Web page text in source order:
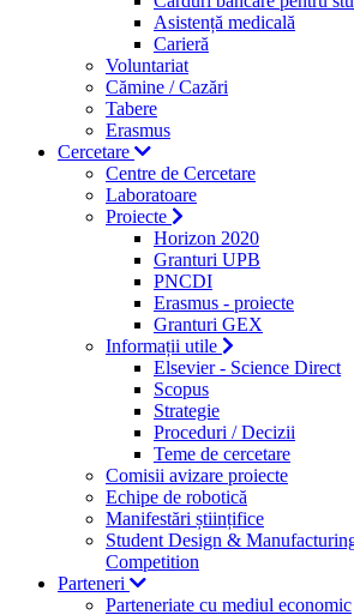
Asistență medicală
Carieră
Voluntariat
Cămine / Cazări
Tabere
Erasmus
Cercetare
Centre de Cercetare
Laboratoare
Proiecte
Horizon 2020
Granturi UPB
PNCDI
Erasmus - proiecte
Granturi GEX
Informații utile
Elsevier - Science Direct
Scopus
Strategie
Proceduri / Decizii
Teme de cercetare
Comisii avizare proiecte
Echipe de robotică
Manifestări științifice
Student Design &
Competition
Parteneri
Parteneriate cu mediul economic